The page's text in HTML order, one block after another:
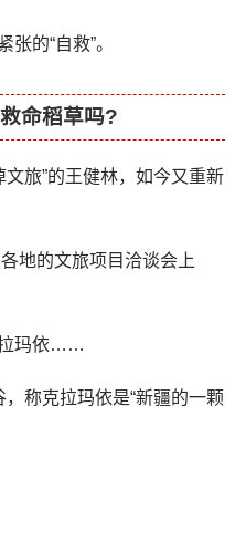
的“自救”。
命稻草吗?
旅”的王健林，如今又重新
地的文旅项目洽谈会上
拉玛依……
称克拉玛依是“新疆的一颗